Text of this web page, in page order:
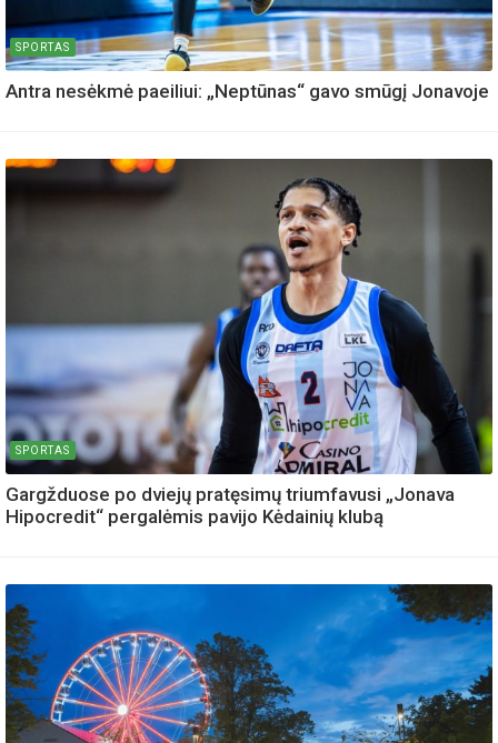
SPORTAS
Antra nesėkmė paeiliui: „Neptūnas“ gavo smūgį Jonavoje
SPORTAS
Gargžduose po dviejų pratęsimų triumfavusi „Jonava
Hipocredit“ pergalėmis pavijo Kėdainių klubą